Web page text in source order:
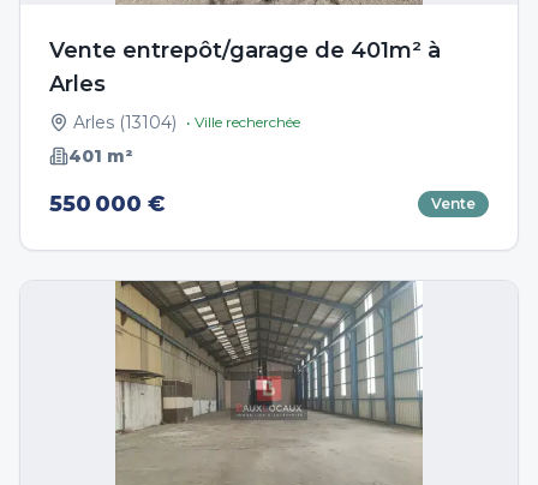
Vente entrepôt/garage de 401m² à
Arles
Arles (13104) • Ville recherchée
401 m²
550 000 € Vente